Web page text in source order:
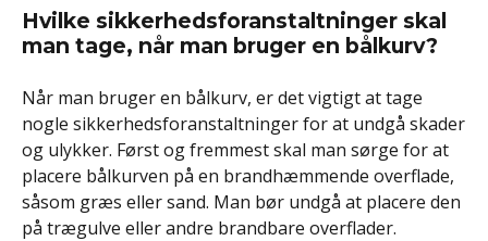
Hvilke sikkerhedsforanstaltninger skal
man tage, når man bruger en bålkurv?
Når man bruger en bålkurv, er det vigtigt at tage
nogle sikkerhedsforanstaltninger for at undgå skader
og ulykker. Først og fremmest skal man sørge for at
placere bålkurven på en brandhæmmende overflade,
såsom græs eller sand. Man bør undgå at placere den
på trægulve eller andre brandbare overflader.